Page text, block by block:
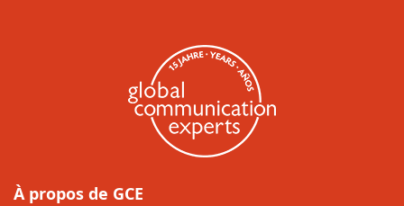
À propos de GCE